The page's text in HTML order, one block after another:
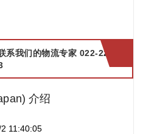
系我们的物流专家 022-2299
介绍
11:40:05